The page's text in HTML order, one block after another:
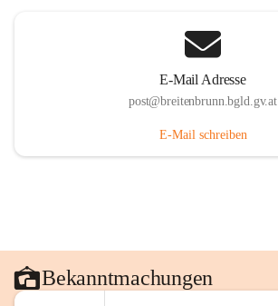
E-Mail Adresse
post@breitenbrunn.bgld.gv.at
E-Mail schreiben
Bekanntmachungen